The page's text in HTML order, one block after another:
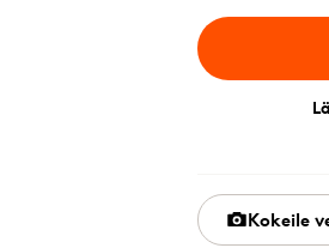
Kokeile